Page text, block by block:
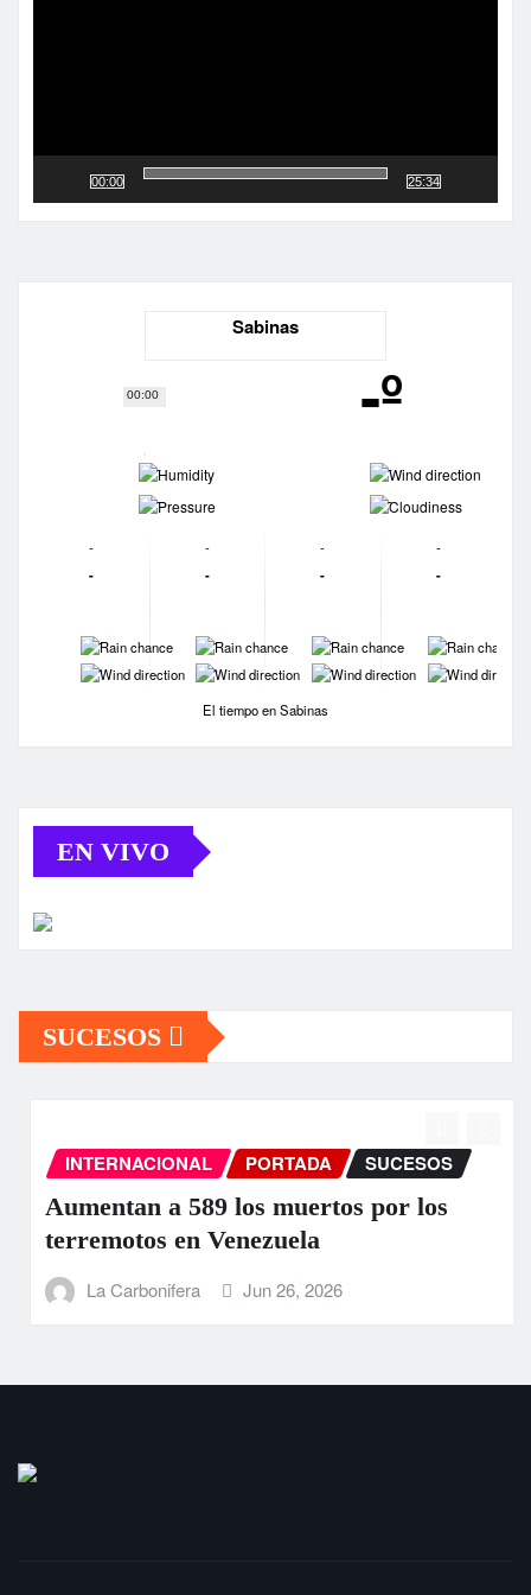
00:00
00:00
25:34
Sabinas
-º
-
-
-
-
-
-
-
-
-
-
-
-
-
-
-
-
-
-
-
-
El tiempo en Sabinas
EN VIVO
SUCESOS
INTERNACIONAL PORTADA SUCESOS
Aumentan a 589 los muertos por los
terremotos en Venezuela
La Carbonifera Jun 26, 2026